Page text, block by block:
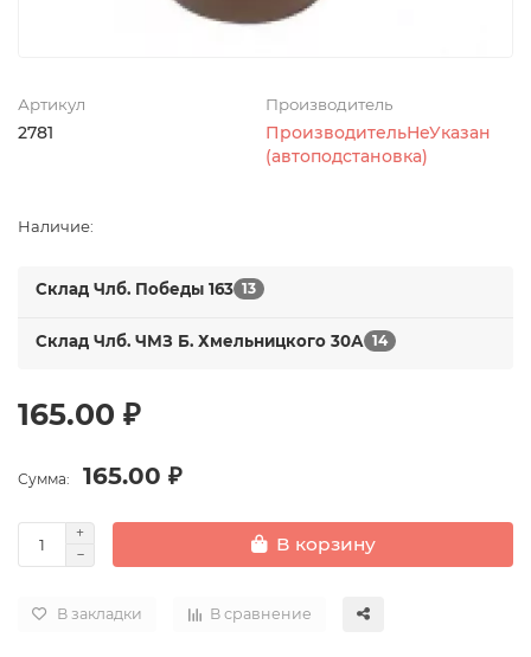
Артикул
2781
Производитель
ПроизводительНеУказан
(автоподстановка)
Наличие:
Склад Члб. Победы 163 13
Склад Члб. ЧМЗ Б. Хмельницкого 30А 14
165.00 ₽
Сумма: 165.00 ₽
В корзину
В закладки В сравнение